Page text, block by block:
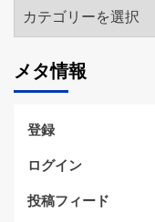
テ
リ
ー
メタ情報
登録
ログイン
投稿フィード